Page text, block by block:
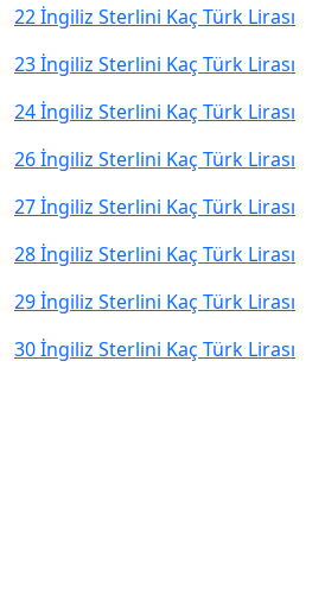
22 İngiliz Sterlini Kaç Türk Lirası
23 İngiliz Sterlini Kaç Türk Lirası
24 İngiliz Sterlini Kaç Türk Lirası
26 İngiliz Sterlini Kaç Türk Lirası
27 İngiliz Sterlini Kaç Türk Lirası
28 İngiliz Sterlini Kaç Türk Lirası
29 İngiliz Sterlini Kaç Türk Lirası
30 İngiliz Sterlini Kaç Türk Lirası